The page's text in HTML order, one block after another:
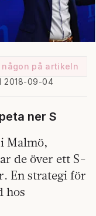
någon på artikeln
2018-09-04
ner S
Malmö,
de över ett S-
En strategi för
hos